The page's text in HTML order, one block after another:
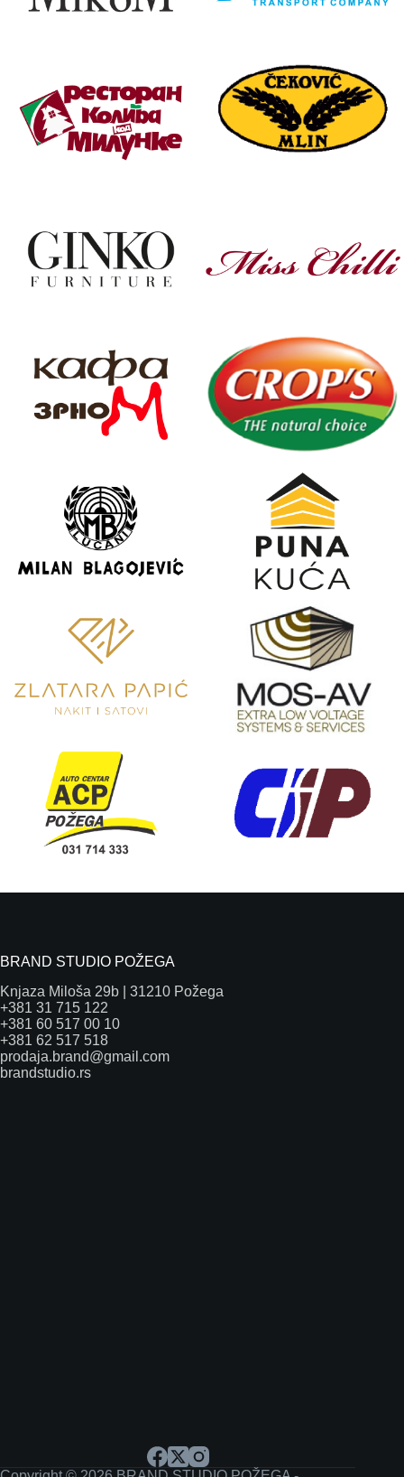
BRAND STUDIO POŽEGA
Knjaza Miloša 29b | 31210 Požega
+381 31 715 122
+381 60 517 00 10
+381 62 517 518
prodaja.brand@gmail.com
brandstudio.rs